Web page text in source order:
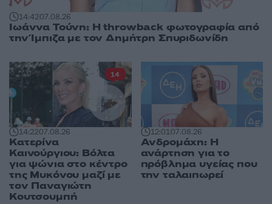
14:4207.08.26
Ιωάννα Τούνη: Η throwback φωτογραφία από
την Ίμπιζα με τον Δημήτρη Σπυριδωνίδη
14:2207.08.26
Κατερίνα
Καινούργιου: Βόλτα
για ψώνια στο κέντρο
της Μυκόνου μαζί με
τον Παναγιώτη
Κουτσουμπή
14
12:0107.08.26
Ανδρομάχη: Η
ανάρτηση για το
πρόβλημα υγείας που
την ταλαιπωρεί